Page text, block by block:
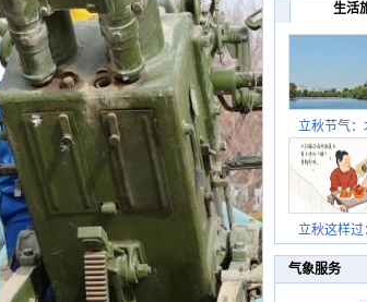
生活
立秋节气：
立秋这样过
气象服务